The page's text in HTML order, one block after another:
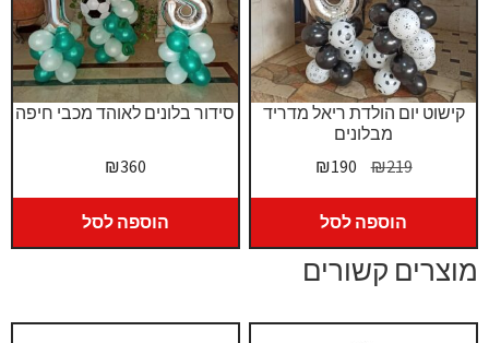
סידור בלונים לאוהד מכבי חיפה
₪360
הוספה לסל
קישוט יום הולדת ריאל מדריד
מבלונים
₪219
המחיר
המקורי
היה:
₪219.
₪190
הנוכחי
₪190.
הוספה לסל
מוצרים קשורים